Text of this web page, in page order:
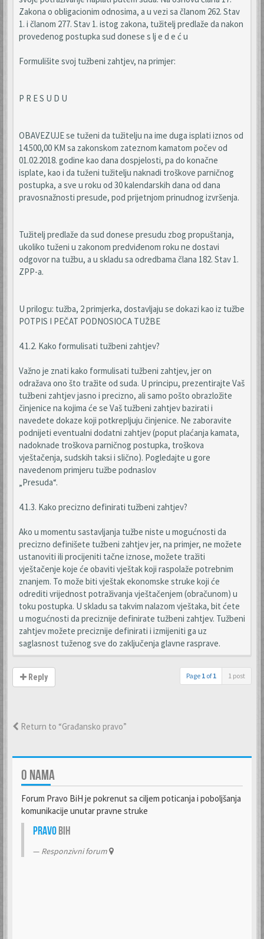
Zakona o obligacionim odnosima, a u vezi sa članom 262. Stav
1. i članom 277. Stav 1. istog zakona, tužitelj predlaže da nakon
provedenog postupka sud donese s lj e d e ć u
Formulišite svoj tužbeni zahtjev, na primjer:
P R E S U D U
OBAVEZUJE se tuženi da tužitelju na ime duga isplati iznos od
14.500,00 KM sa zakonskom zateznom kamatom počev od
01.02.2018. godine kao dana dospjelosti, pa do konačne
isplate, kao i da tuženi tužitelju naknadi troškove parničnog
postupka, a sve u roku od 30 kalendarskih dana od dana
pravosnažnosti presude, pod prijetnjom prinudnog izvršenja.
Tužitelj predlaže da sud donese presudu zbog propuštanja,
ukoliko tuženi u zakonom predviđenom roku ne dostavi
odgovor na tužbu, a u skladu sa odredbama člana 182. Stav 1.
ZPP-a.
U prilogu: tužba, 2 primjerka, dostavljaju se dokazi kao iz tužbe
POTPIS I PEČAT PODNOSIOCA TUŽBE
4.1.2. Kako formulisati tužbeni zahtjev?
Važno je znati kako formulisati tužbeni zahtjev, jer on
odražava ono što tražite od suda. U principu, prezentirajte Vaš
tužbeni zahtjev jasno i precizno, ali samo pošto obrazložite
činjenice na kojima će se Vaš tužbeni zahtjev bazirati i
navedete dokaze koji potkrepljuju činjenice. Ne zaboravite
podnijeti eventualni dodatni zahtjev (poput plaćanja kamata,
nadoknade troškova parničnog postupka, troškova
vještačenja, sudskih taksi i slično). Pogledajte u gore
navedenom primjeru tužbe podnaslov
„Presuda“.
4.1.3. Kako precizno definirati tužbeni zahtjev?
Ako u momentu sastavljanja tužbe niste u mogućnosti da
precizno definišete tužbeni zahtjev jer, na primjer, ne možete
ustanoviti ili procijeniti tačne iznose, možete tražiti
vještačenje koje će obaviti vještak koji raspolaže potrebnim
znanjem. To može biti vještak ekonomske struke koji će
odrediti vrijednost potraživanja vještačenjem (obračunom) u
toku postupka. U skladu sa takvim nalazom vještaka, bit ćete
u mogućnosti da preciznije definirate tužbeni zahtjev. Tužbeni
zahtjev možete preciznije definirati i izmijeniti ga uz
saglasnost tuženog sve do zaključenja glavne rasprave.
Reply Page 1 of1 1 post
Return to “Građansko pravo”
O NAMA
Forum Pravo BiH je pokrenut sa ciljem poticanja i poboljšanja
komunikacije unutar pravne struke
PravoBiH
Responzivni forum